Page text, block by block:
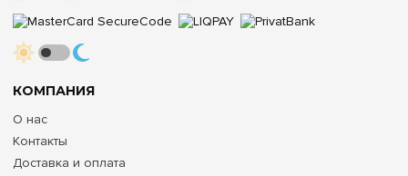
КОМПАНИЯ
О нас
Контакты
Доставка и оплата